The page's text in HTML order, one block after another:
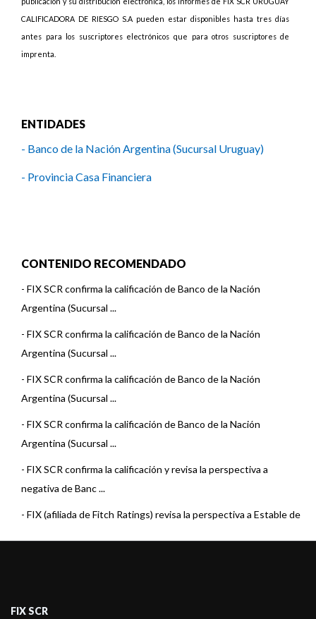
CALIFICADORA DE RIESGO S.A pueden estar disponibles hasta tres días
antes para los suscriptores electrónicos que para otros suscriptores de
imprenta.
ENTIDADES
- Banco de la Nación Argentina (Sucursal Uruguay)
- Provincia Casa Financiera
CONTENIDO RECOMENDADO
- FIX SCR confirma la calificación de Banco de la Nación
Argentina (Sucursal ...
- FIX SCR confirma la calificación de Banco de la Nación
Argentina (Sucursal ...
- FIX SCR confirma la calificación de Banco de la Nación
Argentina (Sucursal ...
- FIX SCR confirma la calificación de Banco de la Nación
Argentina (Sucursal ...
- FIX SCR confirma la calificación y revisa la perspectiva a
negativa de Banc ...
- FIX (afiliada de Fitch Ratings) revisa la perspectiva a Estable de
- FIX confirma la calificación de BNA Suc.Uruguay
FIX SCR